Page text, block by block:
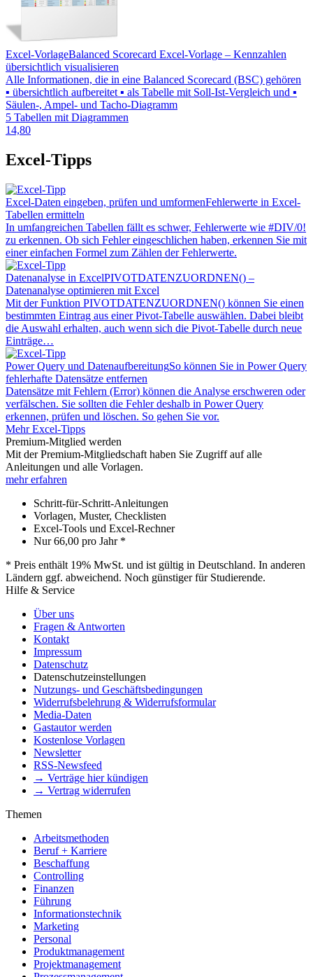
Excel-VorlageBalanced Scorecard Excel-Vorlage – Kennzahlen
übersichtlich visualisieren
Alle Informationen, die in eine Balanced Scorecard (BSC) gehören
▪ übersichtlich aufbereitet ▪ als Tabelle mit Soll-Ist-Vergleich und ▪
Säulen-, Ampel- und Tacho-Diagramm
5 Tabellen mit Diagrammen
14,80
Excel-Tipps
Excel-Daten eingeben, prüfen und umformenFehlerwerte in Excel-
Tabellen ermitteln
In umfangreichen Tabellen fällt es schwer, Fehlerwerte wie #DIV/0!
zu erkennen. Ob sich Fehler eingeschlichen haben, erkennen Sie mit
einer einfachen Formel zum Zählen der Fehlerwerte.
Datenanalyse in ExcelPIVOTDATENZUORDNEN() –
Datenanalyse optimieren mit Excel
Mit der Funktion PIVOTDATENZUORDNEN() können Sie einen
bestimmten Eintrag aus einer Pivot-Tabelle auswählen. Dabei bleibt
die Auswahl erhalten, auch wenn sich die Pivot-Tabelle durch neue
Einträge…
Power Query und DatenaufbereitungSo können Sie in Power Query
fehlerhafte Datensätze entfernen
Datensätze mit Fehlern (Error) können die Analyse erschweren oder
verfälschen. Sie sollten die Fehler deshalb in Power Query
erkennen, prüfen und löschen. So gehen Sie vor.
Mehr Excel-Tipps
Premium-Mitglied werden
Mit der Premium-Mitgliedschaft haben Sie Zugriff auf alle
Anleitungen und alle Vorlagen.
mehr erfahren
Schritt-für-Schritt-Anleitungen
Vorlagen, Muster, Checklisten
Excel-Tools und Excel-Rechner
Nur66,00 pro Jahr *
* Preis enthält 19% MwSt. und ist gültig in Deutschland. In anderen
Ländern ggf. abweichend. Noch günstiger für Studierende.
Hilfe & Service
Über uns
Fragen & Antworten
Kontakt
Impressum
Datenschutz
Datenschutzeinstellungen
Nutzungs- und Geschäftsbedingungen
Widerrufsbelehrung & Widerrufsformular
Media-Daten
Gastautor werden
Kostenlose Vorlagen
Newsletter
RSS-Newsfeed
→ Verträge hier kündigen
→ Vertrag widerrufen
Themen
Arbeitsmethoden
Beruf + Karriere
Beschaffung
Controlling
Finanzen
Führung
Informationstechnik
Marketing
Personal
Produktmanagement
Projektmanagement